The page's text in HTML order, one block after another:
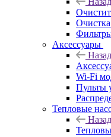
Аксессуары
Назад
Wi-Fi
Пульты
Тепловые
Назад